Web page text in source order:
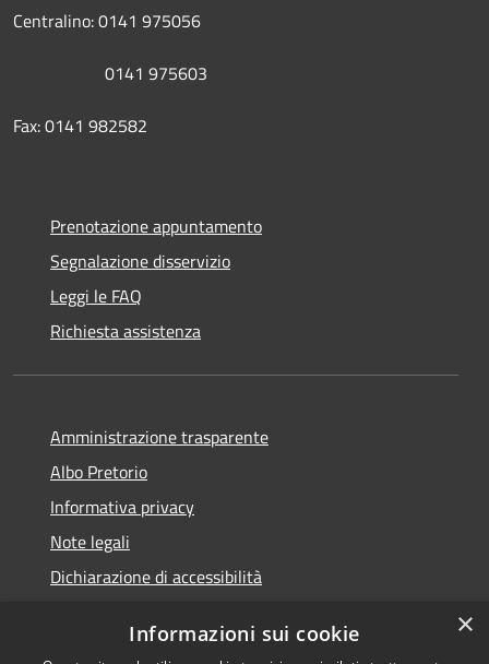
Centralino: 0141 975056
0141 975603
Fax: 0141 982582
Prenotazione appuntamento
Segnalazione disservizio
Leggi le FAQ
Richiesta assistenza
Amministrazione trasparente
Albo Pretorio
Informativa privacy
Note legali
Dichiarazione di accessibilità
×
Informazioni sui cookie